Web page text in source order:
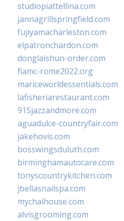
studiopiattellina.com
jannagrillspringfield.com
fujiyamacharleston.com
elpatronchardon.com
donglaishun-order.com
fiamc-rome2022.org
mariceworldessentials.com
lafisheriarestaurant.com
915jazzandmore.com
aguadulce-countryfair.com
jakehovis.com
bosswingsduluth.com
birminghamautocare.com
tonyscountrykitchen.com
jbellasnailspa.com
mychaihouse.com
alvisgrooming.com